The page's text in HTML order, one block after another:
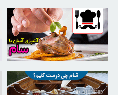
30253228
31038385